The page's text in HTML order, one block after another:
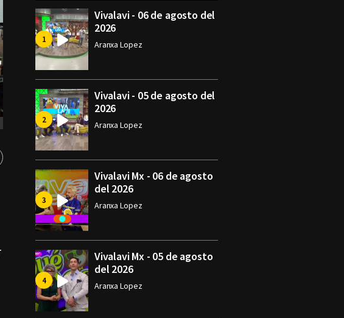
Vivalavi - 06 de agosto del
2026
Aranxa Lopez
Vivalavi - 05 de agosto del
2026
Aranxa Lopez
Vivalavi Mx - 06 de agosto
del 2026
Aranxa Lopez
Vivalavi Mx - 05 de agosto
del 2026
Aranxa Lopez